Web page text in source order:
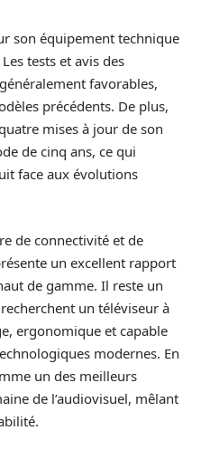
son équipement technique
tests et avis des
favorables,
précédents. De plus,
mises à jour de son
de cinq ans, ce qui
face aux évolutions
de connectivité et de
un excellent rapport
de gamme. Il reste un
un téléviseur à
ergonomique et capable
modernes. En
un des meilleurs
de l’audiovisuel, mêlant